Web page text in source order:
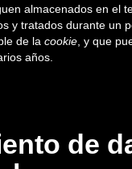
almacenados en el
y tratados durante un
de la cookie , y que
años.
de